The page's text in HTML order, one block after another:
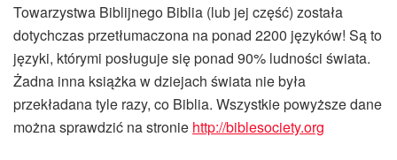
Towarzystwa Biblijnego Biblia (lub jej część) została
dotychczas przetłumaczona na ponad 2200 języków! Są to
języki, którymi posługuje się ponad 90% ludności świata.
Żadna inna książka w dziejach świata nie była
przekładana tyle razy, co Biblia. Wszystkie powyższe dane
można sprawdzić na stronie http://biblesociety.org